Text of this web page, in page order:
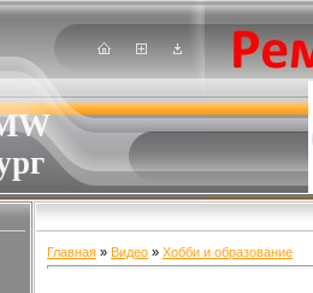
Главная » Видео » Хобби и образование